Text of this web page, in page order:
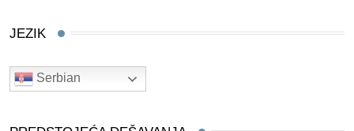
JEZIK
Serbian